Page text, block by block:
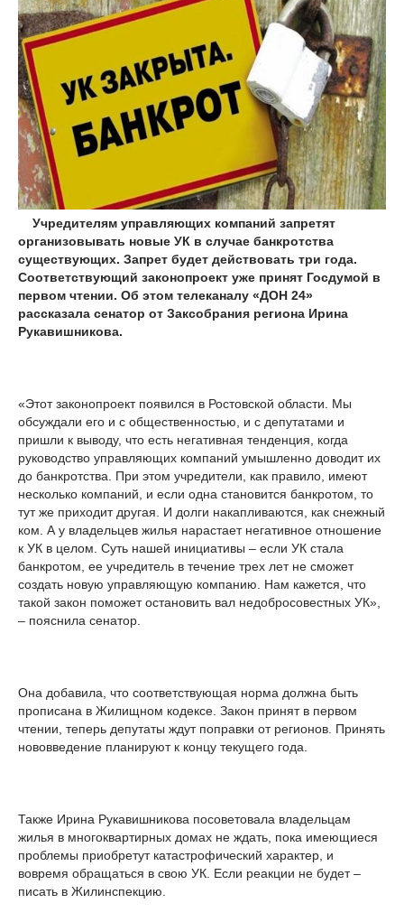
Учредителям управляющих компаний запретят
организовывать новые УК в случае банкротства
существующих. Запрет будет действовать три года.
Соответствующий законопроект уже принят Госдумой в
первом чтении. Об этом телеканалу «ДОН 24»
рассказала сенатор от Заксобрания региона Ирина
Рукавишникова.
«Этот законопроект появился в Ростовской области. Мы
обсуждали его и с общественностью, и с депутатами и
пришли к выводу, что есть негативная тенденция, когда
руководство управляющих компаний умышленно доводит их
до банкротства. При этом учредители, как правило, имеют
несколько компаний, и если одна становится банкротом, то
тут же приходит другая. И долги накапливаются, как снежный
ком. А у владельцев жилья нарастает негативное отношение
к УК в целом. Суть нашей инициативы – если УК стала
банкротом, ее учредитель в течение трех лет не сможет
создать новую управляющую компанию. Нам кажется, что
такой закон поможет остановить вал недобросовестных УК»,
– пояснила сенатор.
Она добавила, что соответствующая норма должна быть
прописана в Жилищном кодексе. Закон принят в первом
чтении, теперь депутаты ждут поправки от регионов. Принять
нововведение планируют к концу текущего года.
Также Ирина Рукавишникова посоветовала владельцам
жилья в многоквартирных домах не ждать, пока имеющиеся
проблемы приобретут катастрофический характер, и
вовремя обращаться в свою УК. Если реакции не будет –
писать в Жилинспекцию.